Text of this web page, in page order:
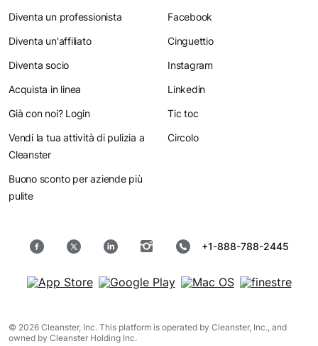
Diventa un professionista
Diventa un'affiliato
Diventa socio
Acquista in linea
Già con noi? Login
Vendi la tua attività di pulizia a
Cleanster
Buono sconto per aziende più
pulite
Facebook
Cinguettio
Instagram
Linkedin
Tic toc
Circolo
+1-888-788-2445
© 2026 Cleanster, Inc. This platform is operated by Cleanster, Inc., and
owned by Cleanster Holding Inc.